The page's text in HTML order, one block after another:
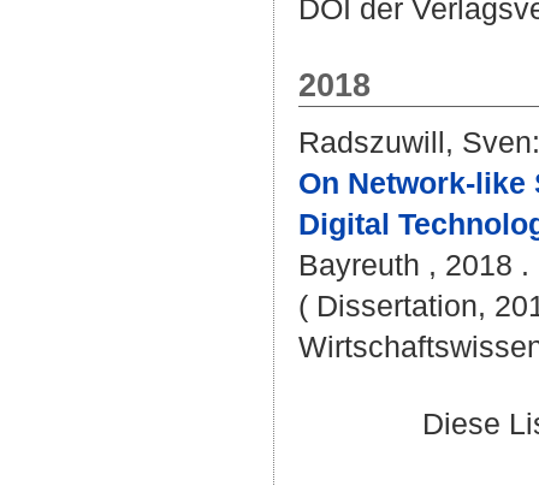
DOI der
2018
Radszuwill, Sven:
On Network-
Digital
Bayreuth , 2018 .
( Dissertation,
Diese